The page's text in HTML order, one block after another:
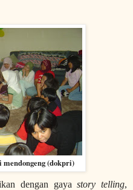
(dokpri)
dengan gayastory telling,